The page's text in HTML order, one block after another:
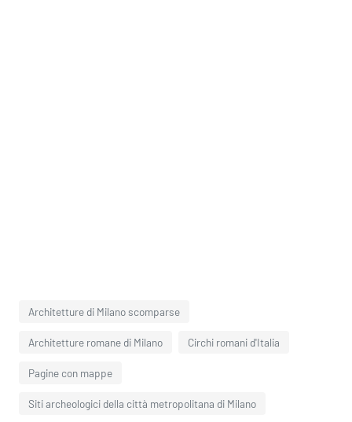
Architetture di Milano scomparse
Architetture romane di Milano Circhi romani d'Italia
Pagine con mappe
Siti archeologici della città metropolitana di Milano